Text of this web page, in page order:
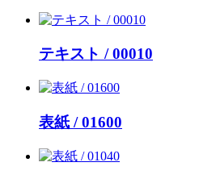
テキスト / 00010
表紙 / 01600